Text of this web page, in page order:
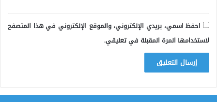
احفظ اسمي، بريدي الإلكتروني، والموقع الإلكتروني في هذا المتصفح
لاستخدامها المرة المقبلة في تعليقي.